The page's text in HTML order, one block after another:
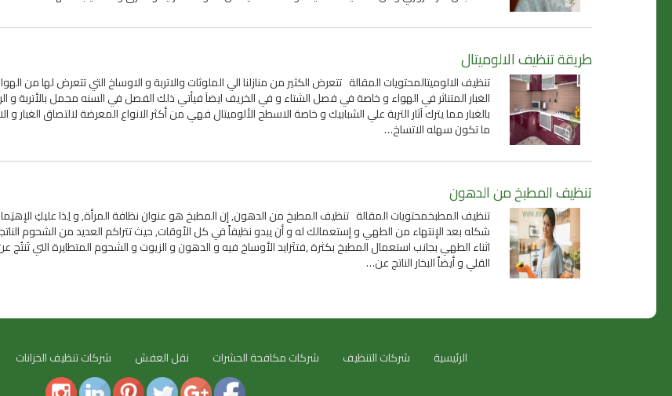
طريقة تنظيف الالوميتال
تنظيف الالوميتالمحتويات المقالة تتعرض الكثير من منازلنا الي الملوثات والاتربة و الاوساخ التي تتعرض لها من
الغبار المتناثر في الهواء و خاصة في فصل الشتاء و في الخريف ايضآ فيأتي ذلك الفصل في السنه محمل بالأتربة و
بالغبار مما يترك آثار التربة علي الشبابيك و خاصة الاسطح الألوميتال فهي من أكثر الانواع المعرضة لالتصاق الغبار و
ما تكون سهله الاتساخ…
تنظيف المطبخ من الدهون
تنظيف المطبخمحتويات المقالة تنظيف المطبخ من الدهون, إن المطبخ هو عنوان نظافة المرأة, و لِذا عليكِ
شكله بعد الإنتهاء من الطهي و إستعمالك له و أن يبدو نظيفاً في كل الأوقات, حيث تتراكم العديد من الشحوم
اثناء الطهي بجانب استعمال المطبخ بكثرة ,فتتَزايد الأوساخ فيه و الدهون و الزيوت و الشحوم المتطايرة التي تَنتُج
القلي و أيضاً البخار الناتج عن…
الرئيسية شركات التنظيف شركات مكافحة الحشرات نقل العفش شركات تنظيف الخزانات